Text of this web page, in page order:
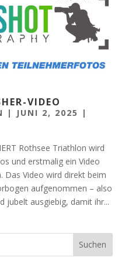
VIDEO
| JUNI 2, 2025
|
Rothsee Triathlon wird
und erstmalig ein Video
Das Video wird direkt beim
aufgenommen – also
jubelt ausgiebig, damit ihr...